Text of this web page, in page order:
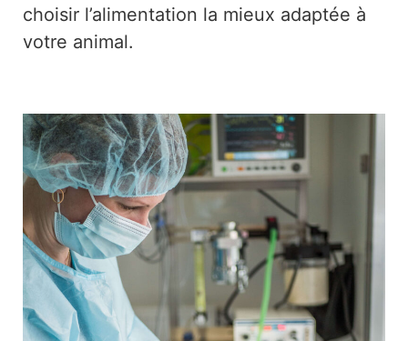
choisir l’alimentation la mieux adaptée à
votre animal.